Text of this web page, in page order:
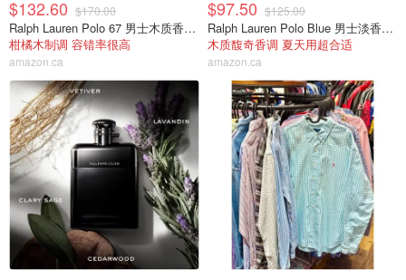
$132.60 $170.00
Ralph Lauren Polo 67 男士木质香水 100ml
柑橘木制调 容错率很高
amazon.ca
$97.50 $125.00
Ralph Lauren Polo Blue 男士淡香水 75ml
木质馥奇香调 夏天用超合适
amazon.ca